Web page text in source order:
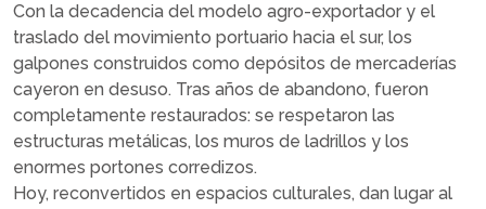
Con la decadencia del modelo agro-exportador y el
traslado del movimiento portuario hacia el sur, los
galpones construidos como depósitos de mercaderías
cayeron en desuso. Tras años de abandono, fueron
completamente restaurados: se respetaron las
estructuras metálicas, los muros de ladrillos y los
enormes portones corredizos.
Hoy, reconvertidos en espacios culturales, dan lugar al